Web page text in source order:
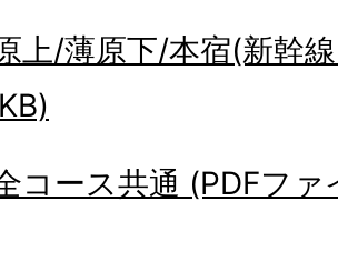
上/薄原下/本宿(新幹
コース共通 (PDFフ